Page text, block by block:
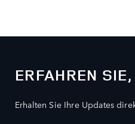
ERFAHREN
Erhalten Sie Ihre Updates